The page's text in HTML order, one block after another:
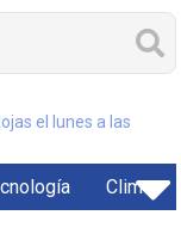
el lunes a las
Clima